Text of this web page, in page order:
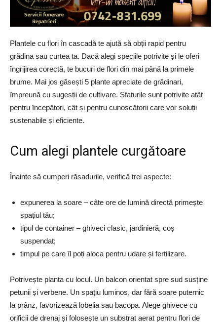
Plantele cu flori în cascadă te ajută să obții rapid pentru
grădina sau curtea ta. Dacă alegi speciile potrivite și le oferi
îngrijirea corectă, te bucuri de flori din mai până la primele
brume. Mai jos găsești 5 plante apreciate de grădinari,
împreună cu sugestii de cultivare. Sfaturile sunt potrivite atât
pentru începători, cât și pentru cunoscătorii care vor soluții
sustenabile și eficiente.
Cum alegi plantele curgătoare
Înainte să cumperi răsadurile, verifică trei aspecte:
expunerea la soare – câte ore de lumină directă primește
spațiul tău;
tipul de container – ghiveci clasic, jardinieră, coș
suspendat;
timpul pe care îl poți aloca pentru udare și fertilizare.
Potrivește planta cu locul. Un balcon orientat spre sud susține
petunii și verbene. Un spațiu luminos, dar fără soare puternic
la prânz, favorizează lobelia sau bacopa. Alege ghivece cu
orificii de drenaj și folosește un substrat aerat pentru flori de